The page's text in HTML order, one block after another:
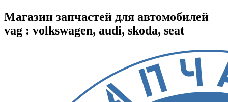
Магазин запчастей для автомобилей
vag : volkswagen, audi, skoda, seat